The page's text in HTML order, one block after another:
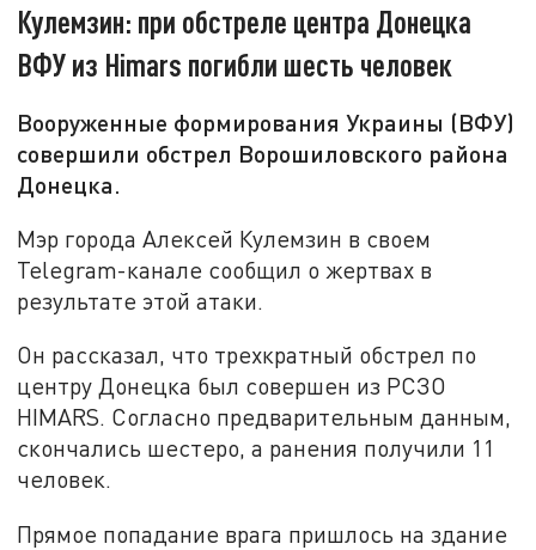
Кулемзин: при обстреле центра Донецка
ВФУ из Himars погибли шесть человек
Вооруженные формирования Украины (ВФУ)
совершили обстрел Ворошиловского района
Донецка.
Мэр города Алексей Кулемзин в своем
Telegram-канале сообщил о жертвах в
результате этой атаки.
Он рассказал, что трехкратный обстрел по
центру Донецка был совершен из РСЗО
HIMARS. Согласно предварительным данным,
скончались шестеро, а ранения получили 11
человек.
Прямое попадание врага пришлось на здание